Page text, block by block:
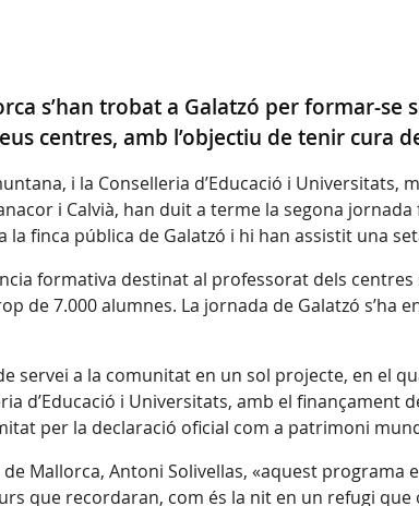
s’han trobat a Galatzó per formar-
centres, amb l’objectiu de tenir cura
i la Conselleria d’Educació i Universitats,
i Calvià, han duit a terme la segona
la finca pública de Galatzó i hi han assistit una
formativa destinat al professorat dels
de 7.000 alumnes. La jornada de Galatzó s’ha
servei a la comunitat en un sol projecte, en el
d’Educació i Universitats, amb el finançament
per la declaració oficial com a patrimoni
Mallorca, Antoni Solivellas, «aquest programa
que recordaran, com és la nit en un refugi